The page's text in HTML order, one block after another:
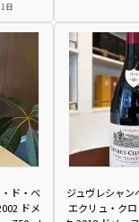
日
ド・ベ
ドメ
ジュヴレシャン
エクリュ・ク